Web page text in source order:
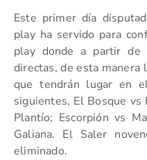
Este primer día
play ha servido para
play donde a partir de
directas, de esta
que tendrán lugar en
siguientes, El Bosque
Plantío; Escorpión vs
Galiana. El Saler
eliminado.